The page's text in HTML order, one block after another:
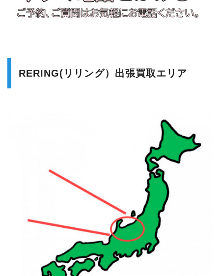
RERING(リリング）出張買取エリア